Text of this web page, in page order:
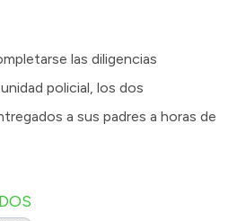
las diligencias
policial, los dos
a sus padres a horas de